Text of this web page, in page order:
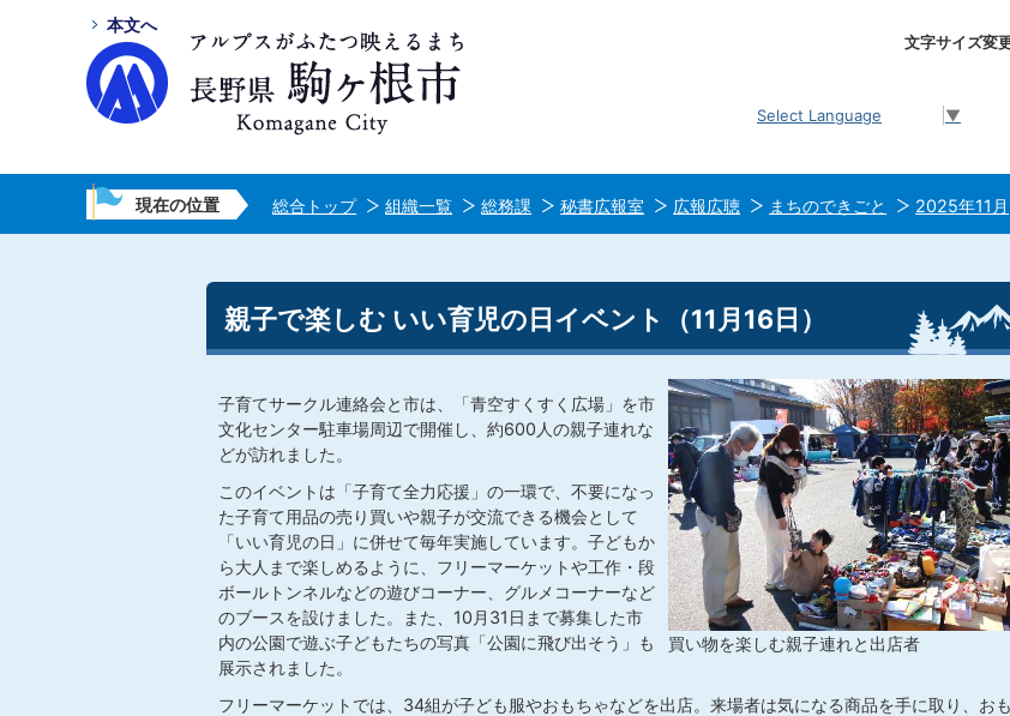
本文へ
文字サイズ変
Select Language ▼
現在の位置 総合トップ 組織一覧 総務課 秘書広報室 広報広聴 まちのできごと 2025年11月
親子で楽しむ いい育児の日イベント（11月16日）
買い物を楽しむ親子連れと出店者
子育てサークル連絡会と市は、「青空すくすく広場」を市
文化センター駐車場周辺で開催し、約600人の親子連れな
どが訪れました。
このイベントは「子育て全力応援」の一環で、不要になっ
た子育て用品の売り買いや親子が交流できる機会として
「いい育児の日」に併せて毎年実施しています。子どもか
ら大人まで楽しめるように、フリーマーケットや工作・段
ボールトンネルなどの遊びコーナー、グルメコーナーなど
のブースを設けました。また、10月31日まで募集した市
内の公園で遊ぶ子どもたちの写真「公園に飛び出そう」も
展示されました。
フリーマーケットでは、34組が子ども服やおもちゃなどを出店。来場者は気になる商品を手に取り、お